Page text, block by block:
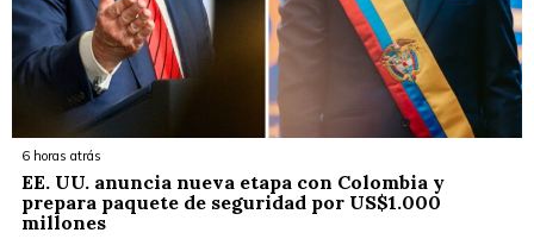
6 horas atrás
EE. UU. anuncia nueva etapa con Colombia y
prepara paquete de seguridad por US$1.000
millones